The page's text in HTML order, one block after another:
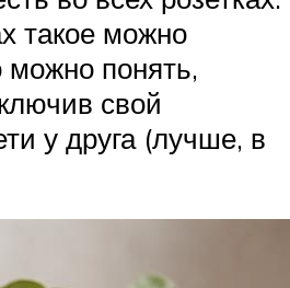
такое можно
можно понять,
свой
у друга (лучше, в